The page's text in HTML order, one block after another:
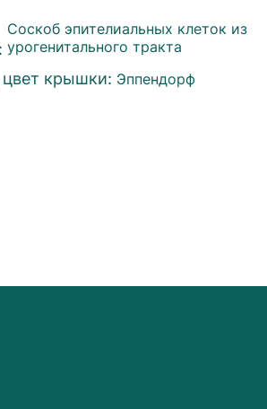
Соскоб эпителиальных клеток из
урогенитального тракта
крышки: Эппендорф